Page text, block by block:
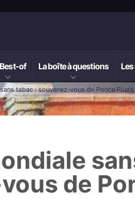
of La boîte à questions
tabac : souvenez-vous de Ponce Pilate
de